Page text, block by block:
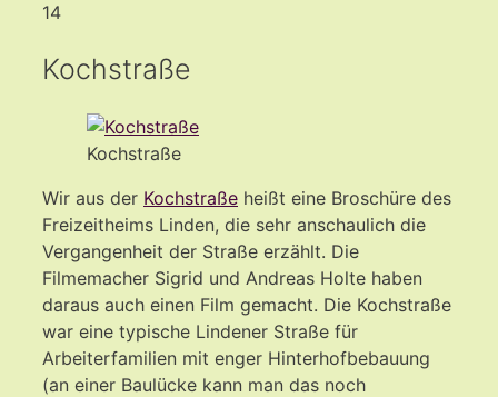
14
Kochstraße
Kochstraße
Wir aus der Kochstraße heißt eine Broschüre des
Freizeitheims Linden, die sehr anschaulich die
Vergangenheit der Straße erzählt. Die
Filmemacher Sigrid und Andreas Holte haben
daraus auch einen Film gemacht. Die Kochstraße
war eine typische Lindener Straße für
Arbeiterfamilien mit enger Hinterhofbebauung
(an einer Baulücke kann man das noch